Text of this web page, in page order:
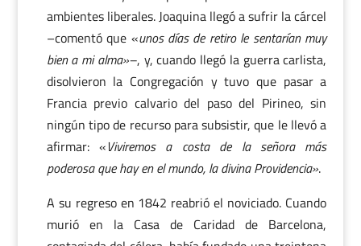
ambientes liberales. Joaquina llegó a sufrir la cárcel
–comentó que «unos días de retiro le sentarían muy
bien a mi alma»–, y, cuando llegó la guerra carlista,
disolvieron la Congregación y tuvo que pasar a
Francia previo calvario del paso del Pirineo, sin
ningún tipo de recurso para subsistir, que le llevó a
afirmar: «Viviremos a costa de la señora más
poderosa que hay en el mundo, la divina Providencia».
A su regreso en 1842 reabrió el noviciado. Cuando
murió en la Casa de Caridad de Barcelona,